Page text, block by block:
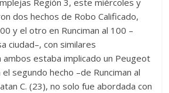
Región 3, este miércoles y
dos hechos de Robo Calificado,
y el otro en Runciman al 100 –
ciudad–, con similares
estaba implicado un Peugeot
segundo hecho –de Runciman al
C. (23), no solo fue abordada con